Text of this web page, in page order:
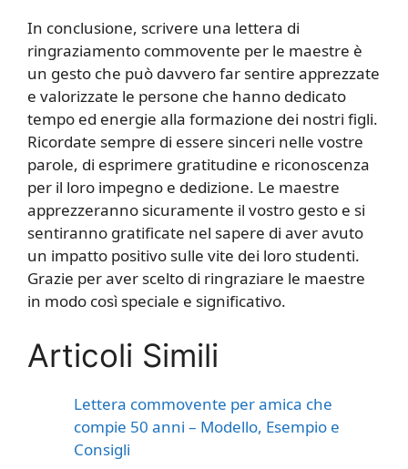
In conclusione, scrivere una lettera di
ringraziamento commovente per le maestre è
un gesto che può davvero far sentire apprezzate
e valorizzate le persone che hanno dedicato
tempo ed energie alla formazione dei nostri figli.
Ricordate sempre di essere sinceri nelle vostre
parole, di esprimere gratitudine e riconoscenza
per il loro impegno e dedizione. Le maestre
apprezzeranno sicuramente il vostro gesto e si
sentiranno gratificate nel sapere di aver avuto
un impatto positivo sulle vite dei loro studenti.
Grazie per aver scelto di ringraziare le maestre
in modo così speciale e significativo.
Articoli Simili
Lettera commovente per amica che
compie 50 anni – Modello, Esempio e
Consigli